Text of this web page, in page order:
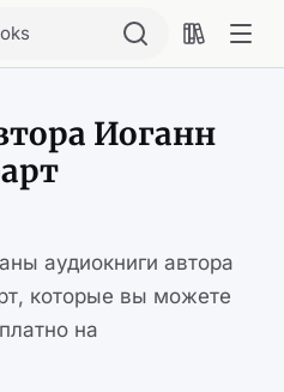
Иоганн
аудиокниги автора
которые вы можете
на